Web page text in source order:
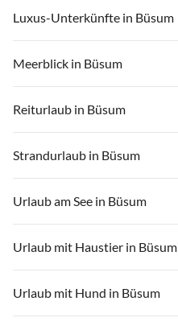
Luxus-Unterkünfte in Büsum
Meerblick in Büsum
Reiturlaub in Büsum
Strandurlaub in Büsum
Urlaub am See in Büsum
Urlaub mit Haustier in Büsum
Urlaub mit Hund in Büsum